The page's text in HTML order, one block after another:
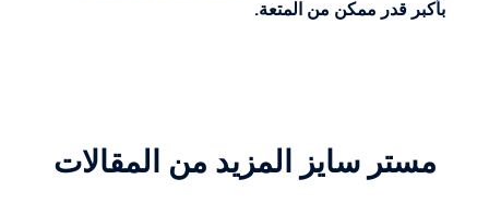
بأكبر قدر ممكن من المتعة.
مستر سايز المزيد من المقالات